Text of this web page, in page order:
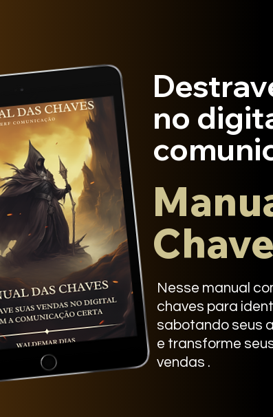
no
Nesse manual
chaves para
sabotando seus
e transforme
vendas .